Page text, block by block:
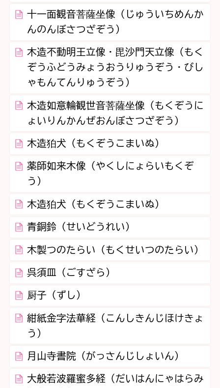
十一面観音菩薩坐像（じゅういちめんか
んのんぼさつざぞう）
木造不動明王立像・毘沙門天立像（もく
ぞうふどうみょうおうりゅうぞう・びし
ゃもんてんりゅうぞう）
木造如意輪観世音菩薩坐像（もくぞうに
ょいりんかんぜおんぼさつざぞう）
木造狛犬（もくぞうこまいぬ）
薬師如来木像（やくしにょらいもくぞ
う）
木造狛犬（もくぞうこまいぬ）
青銅鈴（せいどうれい）
木製つのたらい（もくせいつのたらい）
呉須皿（ごすざら）
厨子（ずし）
紺紙金字法華経（こんしきんじほけきょ
う）
月山寺書院（がっさんじしょいん）
大般若波羅蜜多経（だいはんにゃはらみ